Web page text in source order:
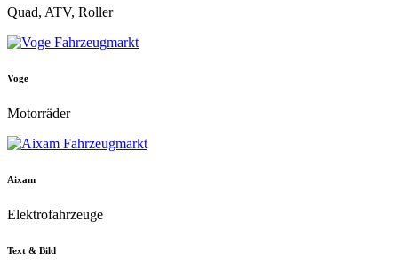
Quad, ATV, Roller
Voge
Motorräder
Aixam
Elektrofahrzeuge
Text & Bild